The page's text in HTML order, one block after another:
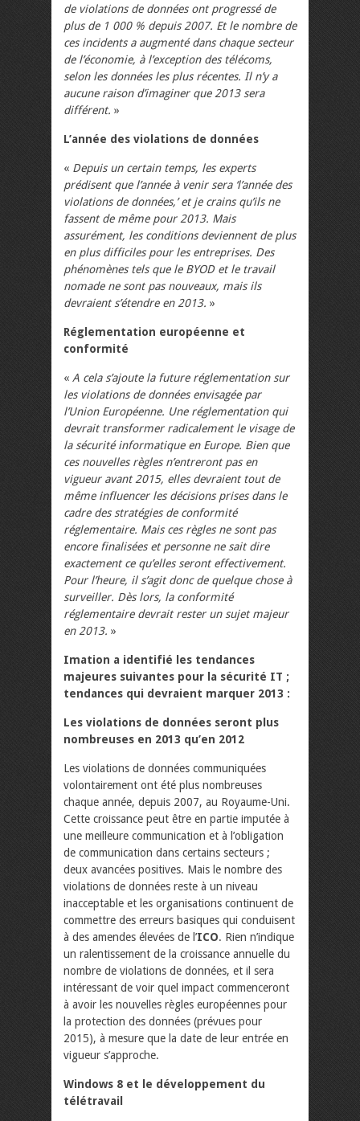
de violations de données ont progressé de
plus de 1 000 % depuis 2007. Et le nombre de
ces incidents a augmenté dans chaque secteur
de l’économie, à l’exception des télécoms,
selon les données les plus récentes. Il n’y a
aucune raison d’imaginer que 2013 sera
différent. »
L’année des violations de données
« Depuis un certain temps, les experts
prédisent que l’année à venir sera ‘l’année des
violations de données,’ et je crains qu’ils ne
fassent de même pour 2013. Mais
assurément, les conditions deviennent de plus
en plus difficiles pour les entreprises. Des
phénomènes tels que le BYOD et le travail
nomade ne sont pas nouveaux, mais ils
devraient s’étendre en 2013. »
Réglementation européenne et
conformité
« A cela s’ajoute la future réglementation sur
les violations de données envisagée par
l’Union Européenne. Une réglementation qui
devrait transformer radicalement le visage de
la sécurité informatique en Europe. Bien que
ces nouvelles règles n’entreront pas en
vigueur avant 2015, elles devraient tout de
même influencer les décisions prises dans le
cadre des stratégies de conformité
réglementaire. Mais ces règles ne sont pas
encore finalisées et personne ne sait dire
exactement ce qu’elles seront effectivement.
Pour l’heure, il s’agit donc de quelque chose à
surveiller. Dès lors, la conformité
réglementaire devrait rester un sujet majeur
en 2013. »
Imation a identifié les tendances
majeures suivantes pour la sécurité IT ;
tendances qui devraient marquer 2013 :
Les violations de données seront plus
nombreuses en 2013 qu’en 2012
Les violations de données communiquées
volontairement ont été plus nombreuses
chaque année, depuis 2007, au Royaume-Uni.
Cette croissance peut être en partie imputée à
une meilleure communication et à l’obligation
de communication dans certains secteurs ;
deux avancées positives. Mais le nombre des
violations de données reste à un niveau
inacceptable et les organisations continuent de
commettre des erreurs basiques qui conduisent
à des amendes élevées de l’ICO. Rien n’indique
un ralentissement de la croissance annuelle du
nombre de violations de données, et il sera
intéressant de voir quel impact commenceront
à avoir les nouvelles règles européennes pour
la protection des données (prévues pour
2015), à mesure que la date de leur entrée en
vigueur s’approche.
Windows 8 et le développement du
télétravail